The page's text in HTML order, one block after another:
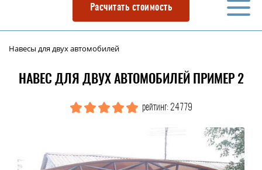
Расчитать стоимость
Навесы для двух автомобилей
НАВЕС ДЛЯ ДВУХ АВТОМОБИЛЕЙ ПРИМЕР 2
рейтинг: 24779